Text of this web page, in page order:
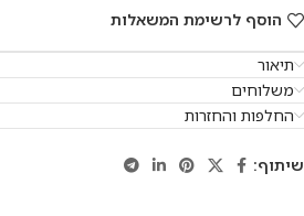
הוסף לרשימת המשאלות
תיאור
משלוחים
החלפות והחזרות
שיתוף: